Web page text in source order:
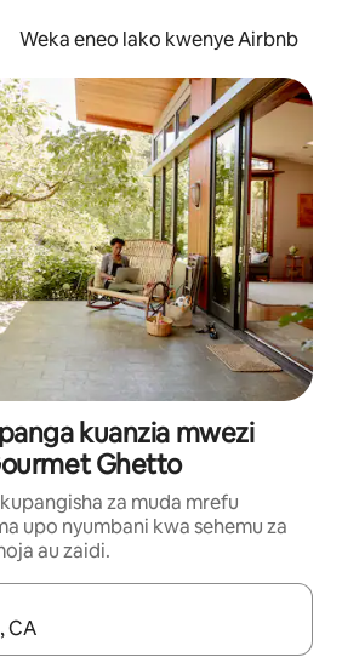
Weka eneo lako kwenye Airbnb
kuanzia mwezi
Ghetto
za muda mrefu
upo nyumbani kwa sehemu za
au zaidi.
vinjari kwa kutumia vitufe vya